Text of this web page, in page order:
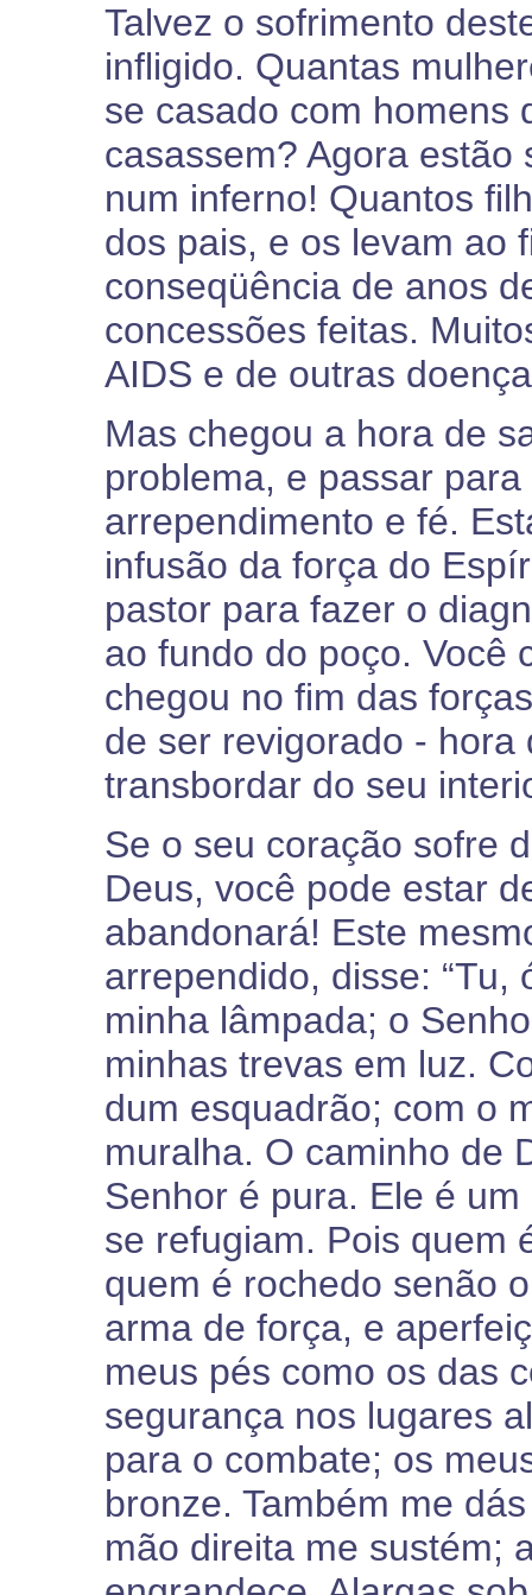
Talvez o sofrimento
infligido. Quantas
se casado com homens
casassem? Agora
num inferno! Quantos
dos pais, e os levam ao
conseqüência de anos
concessões feitas.
AIDS e de outras
Mas chegou a hora de
problema, e passar
arrependimento e fé.
infusão da força do
pastor para fazer o
ao fundo do poço. Você
chegou no fim das
de ser revigorado -
transbordar do seu
Se o seu coração sofre
Deus, você pode estar
abandonará! Este
arrependido, disse: “Tu,
minha lâmpada; o
minhas trevas em luz.
dum esquadrão; com o
muralha. O caminho de
Senhor é pura. Ele é
se refugiam. Pois quem
quem é rochedo senão
arma de força, e
meus pés como os das
segurança nos lugares
para o combate; os
bronze. Também me
mão direita me sustém;